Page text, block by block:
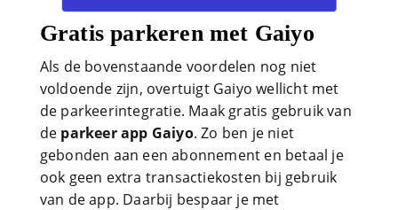
Gratis parkeren met Gaiyo
Als de bovenstaande voordelen nog niet
voldoende zijn, overtuigt Gaiyo wellicht met
de parkeerintegratie. Maak gratis gebruik van
de parkeer app Gaiyo. Zo ben je niet
gebonden aan een abonnement en betaal je
ook geen extra transactiekosten bij gebruik
van de app. Daarbij bespaar je met